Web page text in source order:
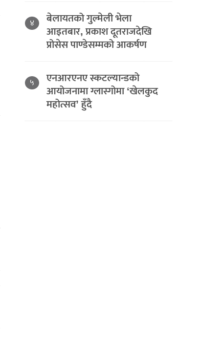
४ बेलायतको गुल्मेली भेला
आइतबार, प्रकाश दूतराजदेखि
प्रोसेस पाण्डेसम्मको आकर्षण
५ एनआरएनए स्कटल्यान्डको
आयोजनामा ग्लास्गोमा ‘खेलकुद
महोत्सव’ हुँदै